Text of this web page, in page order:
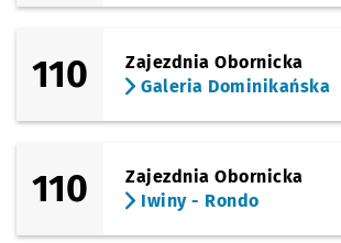
110
Zajezdnia Obornicka
Galeria Dominikańska
110
Zajezdnia Obornicka
Iwiny - Rondo